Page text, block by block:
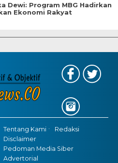
Dewi: Program MBG Hadirkan
Ekonomi Rakyat
Miliar | Program Makan Bergizi
Tentang Kami
Redaksi
Disclaimer
Pedoman Media Siber
Advertorial